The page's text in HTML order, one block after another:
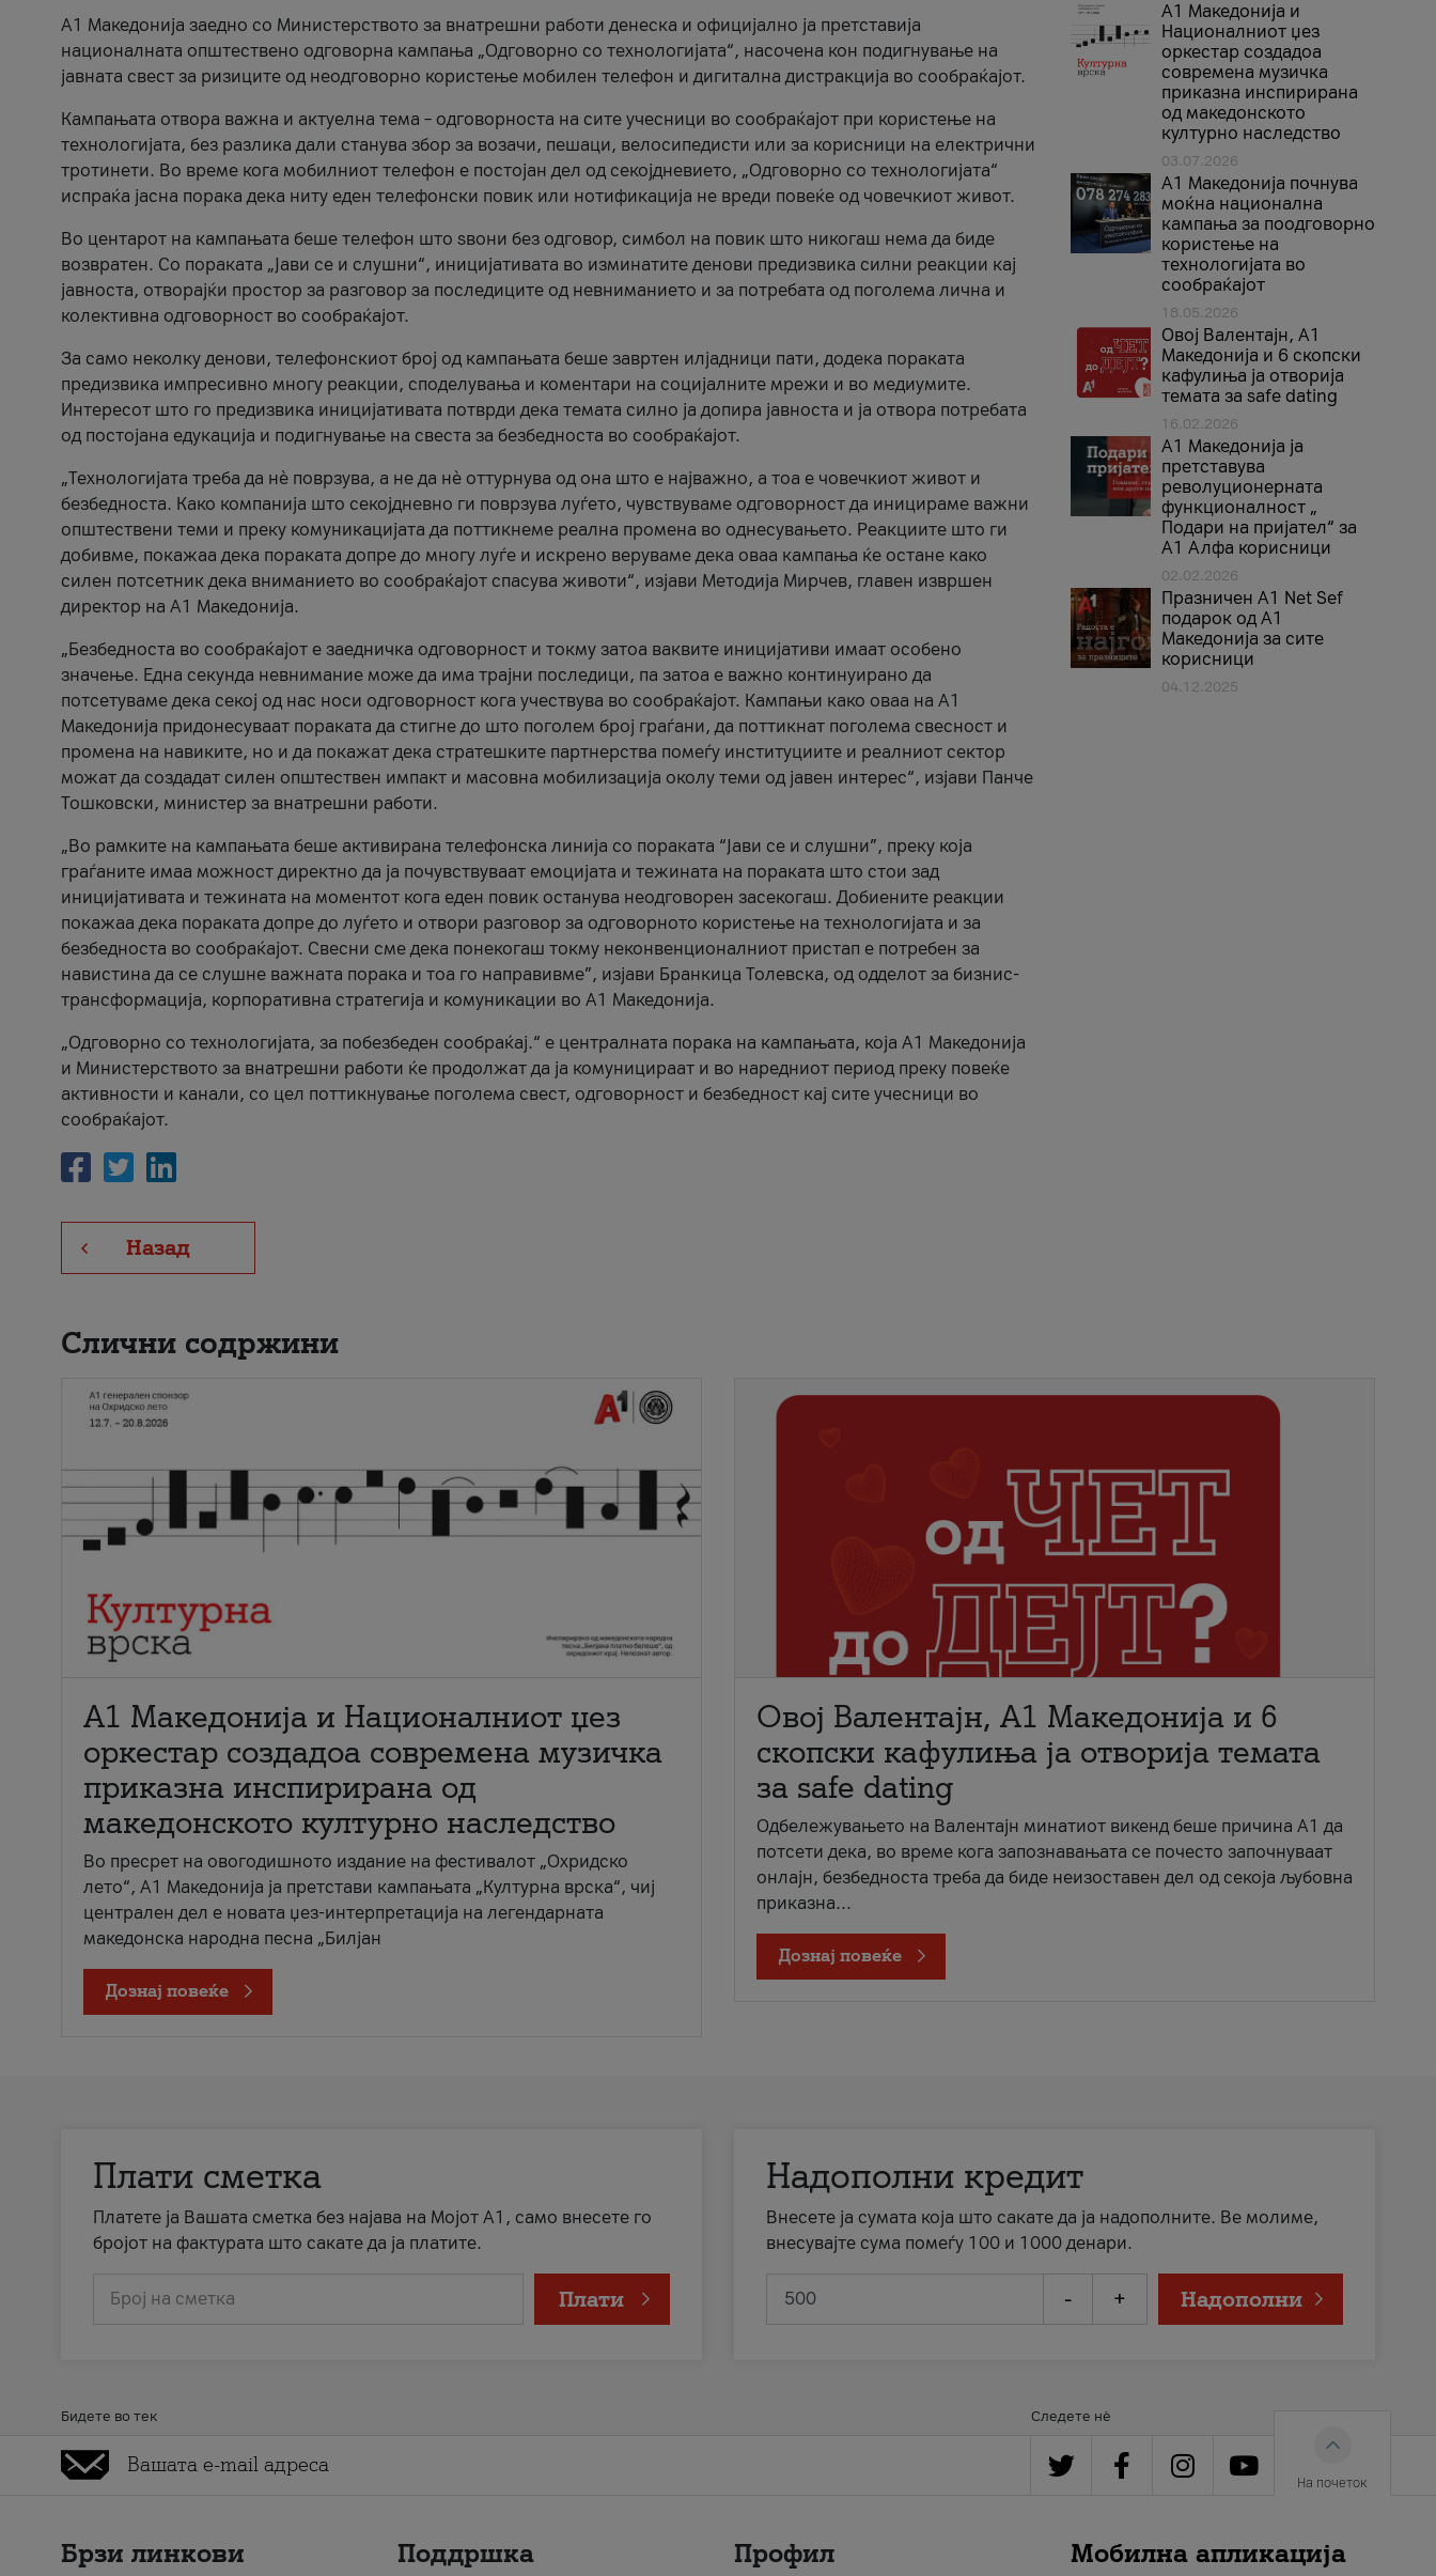
A1 Македонија заедно со Министерството за внатрешни работи денеска и официјално ја претставија
националната општествено одговорна кампања „Одговорно со технологијата“, насочена кон подигнување на
јавната свест за ризиците од неодговорно користење мобилен телефон и дигитална дистракција во сообраќајот.
Кампањата отвора важна и актуелна тема – одговорноста на сите учесници во сообраќајот при користење на
технологијата, без разлика дали станува збор за возачи, пешаци, велосипедисти или за корисници на електрични
тротинети. Во време кога мобилниот телефон е постојан дел од секојдневието, „Одговорно со технологијата“
испраќа јасна порака дека ниту еден телефонски повик или нотификација не вреди повеќе од човечкиот живот.
Во центарот на кампањата беше телефон што ѕвони без одговор, симбол на повик што никогаш нема да биде
возвратен. Со пораката „Јави се и слушни“, иницијативата во изминатите денови предизвика силни реакции кај
јавноста, отворајќи простор за разговор за последиците од невниманието и за потребата од поголема лична и
колективна одговорност во сообраќајот.
За само неколку денови, телефонскиот број од кампањата беше завртен илјадници пати, додека пораката
предизвика импресивно многу реакции, споделувања и коментари на социјалните мрежи и во медиумите.
Интересот што го предизвика иницијативата потврди дека темата силно ја допира јавноста и ја отвора потребата
од постојана едукација и подигнување на свеста за безбедноста во сообраќајот.
„Технологијата треба да нè поврзува, а не да нè оттурнува од она што е најважно, а тоа е човечкиот живот и
безбедноста. Како компанија што секојдневно ги поврзува луѓето, чувствуваме одговорност да иницираме важни
општествени теми и преку комуникацијата да поттикнеме реална промена во однесувањето. Реакциите што ги
добивме, покажаа дека пораката допре до многу луѓе и искрено веруваме дека оваа кампања ќе остане како
силен потсетник дека вниманието во сообраќајот спасува животи“, изјави Методија Мирчев, главен извршен
директор на А1 Македонија.
„Безбедноста во сообраќајот е заедничка одговорност и токму затоа ваквите иницијативи имаат особено
значење. Една секунда невнимание може да има трајни последици, па затоа е важно континуирано да
потсетуваме дека секој од нас носи одговорност кога учествува во сообраќајот. Кампањи како оваа на A1
Македонија придонесуваат пораката да стигне до што поголем број граѓани, да поттикнат поголема свесност и
промена на навиките, но и да покажат дека стратешките партнерства помеѓу институциите и реалниот сектор
можат да создадат силен општествен импакт и масовна мобилизација околу теми од јавен интерес“, изјави Панче
Тошковски, министер за внатрешни работи.
„Во рамките на кампањата беше активирана телефонска линија со пораката “Јави се и слушни”, преку која
граѓаните имаа можност директно да ја почувствуваат емоцијата и тежината на пораката што стои зад
иницијативата и тежината на моментот кога еден повик останува неодговорен засекогаш. Добиените реакции
покажаа дека пораката допре до луѓето и отвори разговор за одговорното користење на технологијата и за
безбедноста во сообраќајот. Свесни сме дека понекогаш токму неконвенционалниот пристап е потребен за
навистина да се слушне важната порака и тоа го направивме”, изјави Бранкица Толевска, од одделот за бизнис-
трансформација, корпоративна стратегија и комуникации во А1 Македонија.
„Одговорно со технологијата, за побезбеден сообраќај.“ е централната порака на кампањата, која A1 Македонија
и Министерството за внатрешни работи ќе продолжат да ја комуницираат и во наредниот период преку повеќе
активности и канали, со цел поттикнување поголема свест, одговорност и безбедност кај сите учесници во
сообраќајот.
Назад
А1 Македонија и
Националниот џез
оркестар создадоа
современа музичка
приказна инспирирана
од македонското
културно наследство
03.07.2026
A1 Македонија почнува
моќна национална
кампања за поодговорно
користење на
технологијата во
сообраќајот
18.05.2026
Овој Валентајн, A1
Македонија и 6 скопски
кафулиња ја отворија
темата за safe dating
16.02.2026
А1 Македонија ја
претставува
револуционерната
функционалност „
Подари на пријател“ за
А1 Алфа корисници
02.02.2026
Празничен A1 Net Sеf
подарок од А1
Македонија за сите
корисници
04.12.2025
Слични содржини
А1 Македонија и Националниот џез
оркестар создадоа современа музичка
приказна инспирирана од
македонското културно наследство
Во пресрет на овогодишното издание на фестивалот „Охридско
лето“, А1 Македонија ја претстави кампањата „Културна врска“, чиј
централен дел е новата џез-интерпретација на легендарната
македонска народна песна „Билјан
Дознај повеќе
Овој Валентајн, A1 Македонија и 6
скопски кафулиња ја отворија темата
за safe dating
Одбележувањето на Валентајн минатиот викенд беше причина А1 да
потсети дека, во време кога запознавањата се почесто започнуваат
онлајн, безбедноста треба да биде неизоставен дел од секоја љубовна
приказна...
Дознај повеќе
Плати сметка
Платете ја Вашата сметка без најава на Мојот А1, само внесете го
бројот на фактурата што сакате да ја платите.
Број на сметка Плати
Надополни кредит
Внесете ја сумата која што сакате да ја надополните. Ве молиме,
внесувајте сума помеѓу 100 и 1000 денари.
- + Надополни
Бидете во тек Следете нè
На почеток
Брзи линкови Поддршка Профил Мобилна апликација